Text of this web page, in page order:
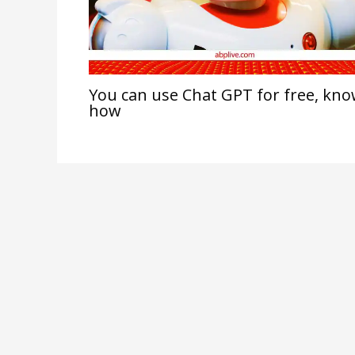
You can use Chat GPT for free,
how